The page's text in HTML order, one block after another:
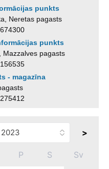
punkts
Neretas pagasts
punkts
Mazzalves pagasts
- magazīna
>
P S Sv